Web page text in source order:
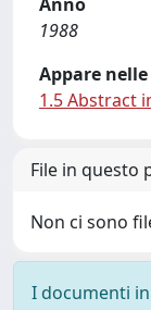
1988
Appare
1.5 Abstract
File in questo
Non ci sono
I documenti